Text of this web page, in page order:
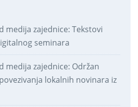
medija zajednice: Tekstovi
seminara
medija zajednice: Održan
lokalnih novinara iz